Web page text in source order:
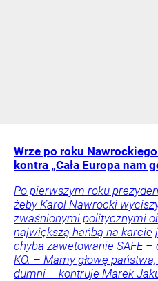
Wrze po roku
kontra „Cała Europa nam
Po pierwszym roku
żeby Karol Nawrocki
zwaśnionymi politycznymi
największą hańbą na karcie
chyba zawetowanie SAFE
KO. – Mamy głowę
dumni – kontruje Marek